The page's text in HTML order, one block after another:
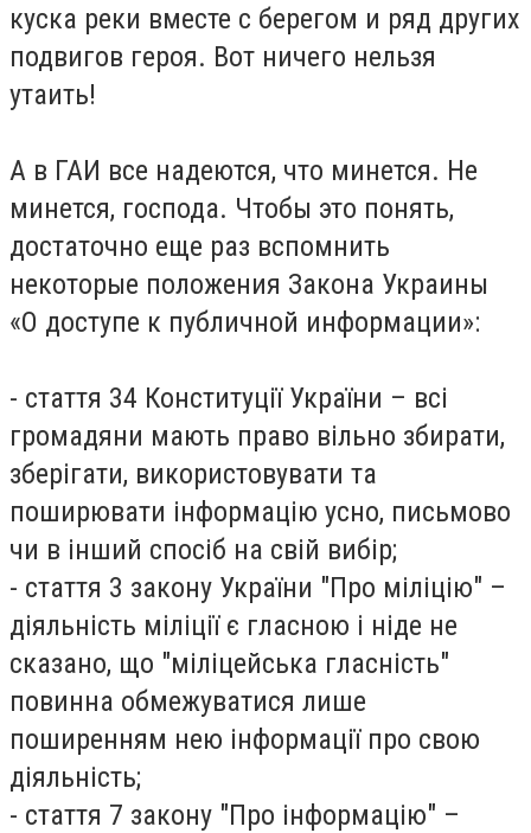
куска реки вместе с берегом и ряд других
подвигов героя. Вот ничего нельзя
утаить!
А в ГАИ все надеются, что минется. Не
минется, господа. Чтобы это понять,
достаточно еще раз вспомнить
некоторые положения Закона Украины
«О доступе к публичной информации»:
- стаття 34 Конституції України – всі
громадяни мають право вільно збирати,
зберігати, використовувати та
поширювати інформацію усно, письмово
чи в інший спосіб на свій вибір;
- стаття 3 закону України "Про міліцію" –
діяльність міліції є гласною і ніде не
сказано, що "міліцейська гласність"
повинна обмежуватися лише
поширенням нею інформації про свою
діяльність;
- стаття 7 закону "Про інформацію" –